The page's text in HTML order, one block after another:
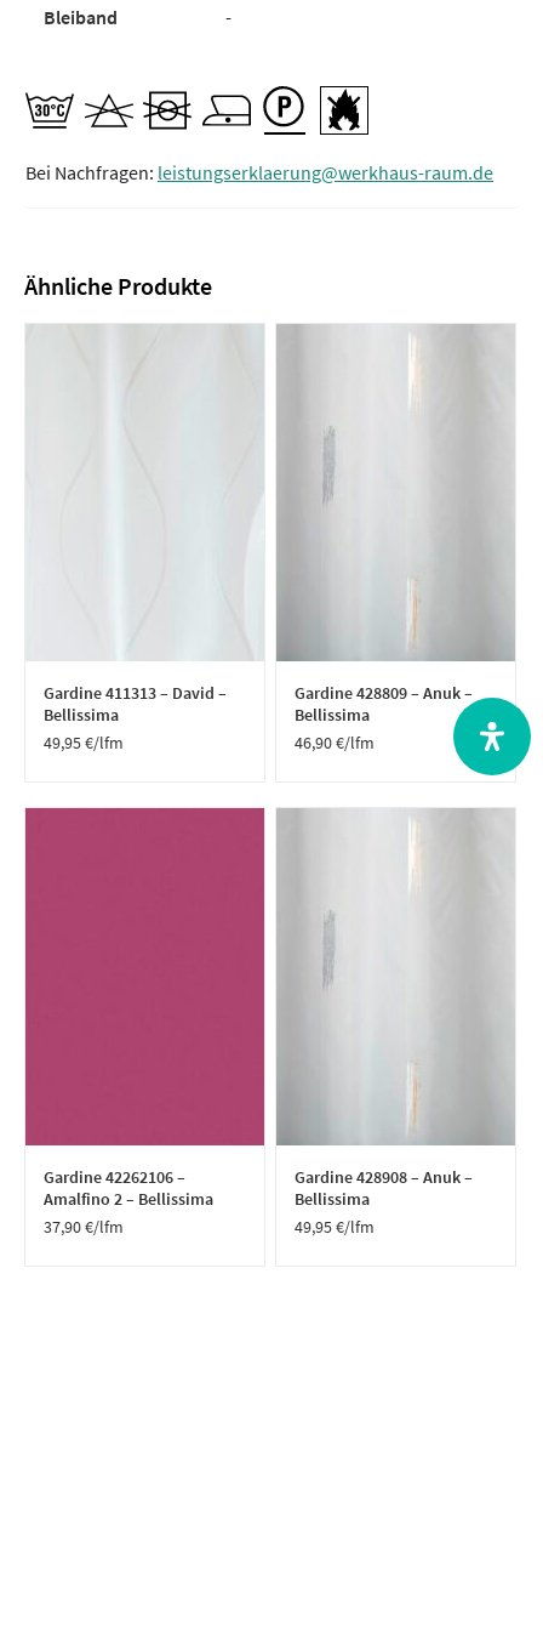
Bleiband
-
Bei Nachfragen: leistungserklaerung@werkhaus-raum.de
Ähnliche Produkte
Gardine 411313 – David –
Bellissima
49,95€/lfm
Gardine 428809 – Anuk –
Bellissima
46,90€/lfm
Gardine 42262106 –
Amalfino 2 – Bellissima
37,90€/lfm
Gardine 428908 – Anuk –
Bellissima
49,95€/lfm